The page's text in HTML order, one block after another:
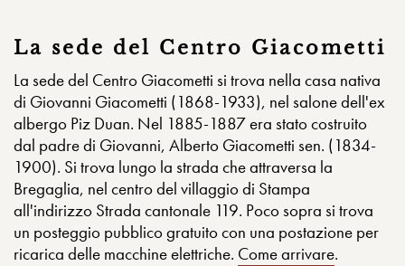
La sede del Centro Giacometti
La sede del Centro Giacometti si trova nella casa nativa
di Giovanni Giacometti (1868-1933), nel salone dell'ex
albergo Piz Duan. Nel 1885-1887 era stato costruito
dal padre di Giovanni, Alberto Giacometti sen. (1834-
1900). Si trova lungo la strada che attraversa la
Bregaglia, nel centro del villaggio di Stampa
all'indirizzo Strada cantonale 119. Poco sopra si trova
un posteggio pubblico gratuito con una postazione per
ricarica delle macchine elettriche. Come arrivare.